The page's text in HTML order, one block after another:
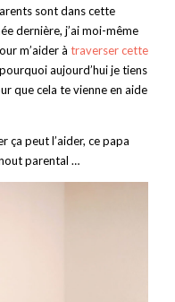
sont dans cette
dernière, j’ai moi-même
m’aider à traverser cette
aujourd’hui je tiens
que cela te vienne en aide
ça peut l’aider, ce papa
parental …